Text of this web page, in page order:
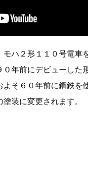
ハ２形１１０号電車
年前にデビューした
そ６０年前に鋼鉄
装に変更されます。